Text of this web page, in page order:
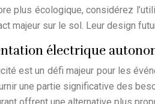
plus écologique, considérez
majeur sur le sol. Leur design
électrique
est un défi majeur pour les
une partie significative des